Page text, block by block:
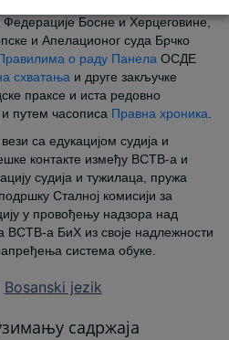
одјељења Суда Босне и
Босне и Херцеговине,
и Апелационог суда Брчко
о раду Панела ОСДЕ
схватања и друге закључке
праксе и иста редовно
путем часописа Правна хроника
са едукацијом судија и
контакте између ВСТВ-а и
судија и тужилаца, пружа
Сталној комисији за
у провођењу надзора над
а БиХ из своје надлежности
система обуке.
Bosanski jezik
садржаја